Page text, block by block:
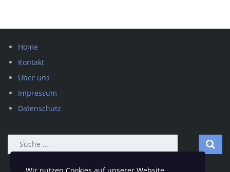
Home
Kontakt
Über uns
Impressum
Datenschutz
Suche
nach: